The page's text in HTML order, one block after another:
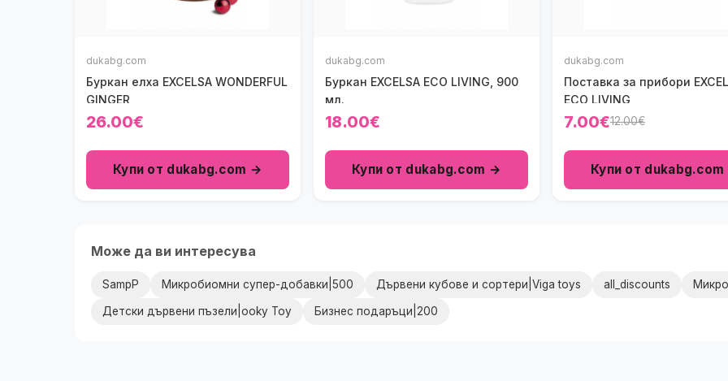
dukabg.com
Буркан елха EXCELSA WONDERFUL
GINGER
26.00€
Купи от dukabg.com →
dukabg.com
Буркан EXCELSA ECO LIVING, 900
мл.
18.00€
Купи от dukabg.com →
dukabg.com
Поставка за прибори
ECO LIVING
7.00€12.00€
Купи от
Може да ви интересува
SampP Микробиомни супер-добавки|500 Дървени кубове и сортери|Viga toys all_discounts
Детски дървени пъзели|ooky Toy Бизнес подаръци|200